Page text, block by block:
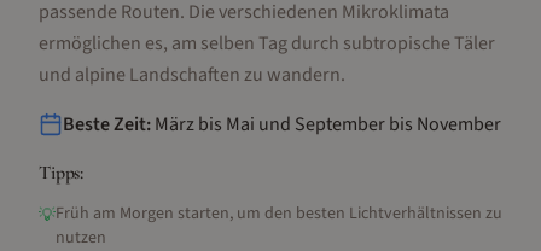
passende Routen. Die verschiedenen Mikroklimata
ermöglichen es, am selben Tag durch subtropische Täler
und alpine Landschaften zu wandern.
Beste Zeit:März bis Mai und September bis November
Tipps:
💡Früh am Morgen starten, um den besten Lichtverhältnissen zu
nutzen